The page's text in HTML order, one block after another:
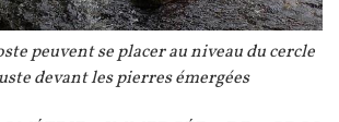
peuvent se placer au niveau du cercle
devant les pierres émergées